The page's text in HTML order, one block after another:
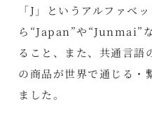
「J」というアルファベ
ら“Japan”や“Junmai”
ること、また、共通言語
の商品が世界で通じる・
ました。